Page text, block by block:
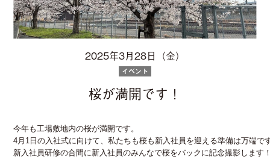
2025年3月28日（金）
イベント
桜が満開です！
今年も工場敷地内の桜が満開です。
4月1日の入社式に向けて、私たちも桜も新入社員を迎える準備は万端で
新入社員研修の合間に新入社員のみんなで桜をバックに記念撮影します